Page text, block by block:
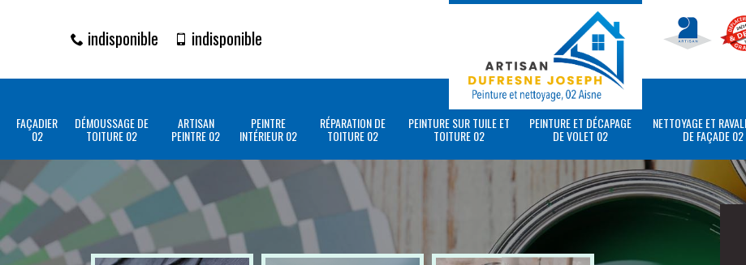
indisponible indisponible
FAÇADIER
02
DÉMOUSSAGE DE
TOITURE 02
ARTISAN
PEINTRE 02
PEINTRE
INTÉRIEUR 02
RÉPARATION DE
TOITURE 02
PEINTURE SUR TUILE ET
TOITURE 02
PEINTURE ET DÉCAPAGE
DE VOLET 02
NETTOYAGE ET
DE FAÇADE 02